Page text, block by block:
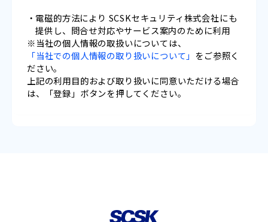
電磁的方法により SCSKセキュリティ株式会社にも
提供し、問合せ対応やサービス案内のために利用
※当社の個人情報の取扱いについては、
「当社での個人情報の取り扱いについて」 をご参照く
ださい。
上記の利用目的および取り扱いに同意いただける場合
は、「登録」ボタンを押してください。